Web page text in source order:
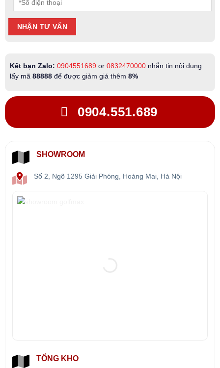
Kết bạn Zalo: 0904551689 or 0832470000nhắn tin nội dung
lấy mã 88888để được giảm giá thêm 8%
0904.551.689
SHOWROOM
Số 2, Ngõ 1295 Giải Phóng, Hoàng Mai, Hà Nội
TỔNG KHO